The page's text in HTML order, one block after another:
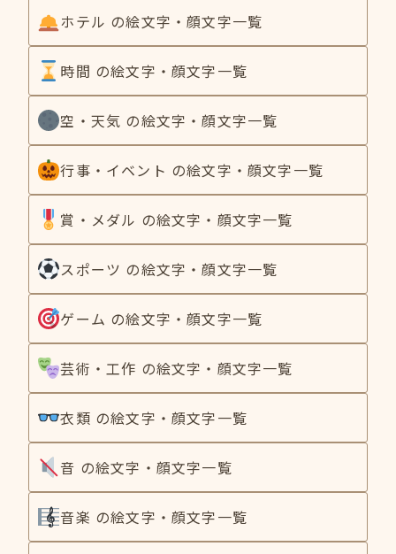
ホテル の絵文字・顔文字一覧
時間 の絵文字・顔文字一覧
空・天気 の絵文字・顔文字一覧
行事・イベント の絵文字・顔文字一覧
賞・メダル の絵文字・顔文字一覧
スポーツ の絵文字・顔文字一覧
ゲーム の絵文字・顔文字一覧
芸術・工作 の絵文字・顔文字一覧
衣類 の絵文字・顔文字一覧
音 の絵文字・顔文字一覧
音楽 の絵文字・顔文字一覧